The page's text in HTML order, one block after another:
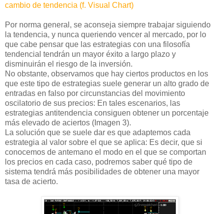
cambio de tendencia (f. Visual Chart)
Por norma general, se aconseja siempre trabajar siguiendo
la tendencia, y nunca queriendo vencer al mercado, por lo
que cabe pensar que las estrategias con una filosofía
tendencial tendrán un mayor éxito a largo plazo y
disminuirán el riesgo de la inversión.
No obstante, observamos que hay ciertos productos en los
que este tipo de estrategias suele generar un alto grado de
entradas en falso por circunstancias del movimiento
oscilatorio de sus precios: En tales escenarios, las
estrategias antitendencia consiguen obtener un porcentaje
más elevado de aciertos (Imagen 3).
La solución que se suele dar es que adaptemos cada
estrategia al valor sobre el que se aplica: Es decir, que si
conocemos de antemano el modo en el que se comportan
los precios en cada caso, podremos saber qué tipo de
sistema tendrá más posibilidades de obtener una mayor
tasa de acierto.